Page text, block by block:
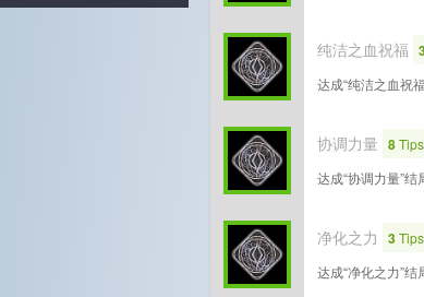
纯洁之血祝福
达成“纯洁之血祝福
协调力量 8Tips
达成“协调力量”结
净化之力 3Tips
达成“净化之力”结